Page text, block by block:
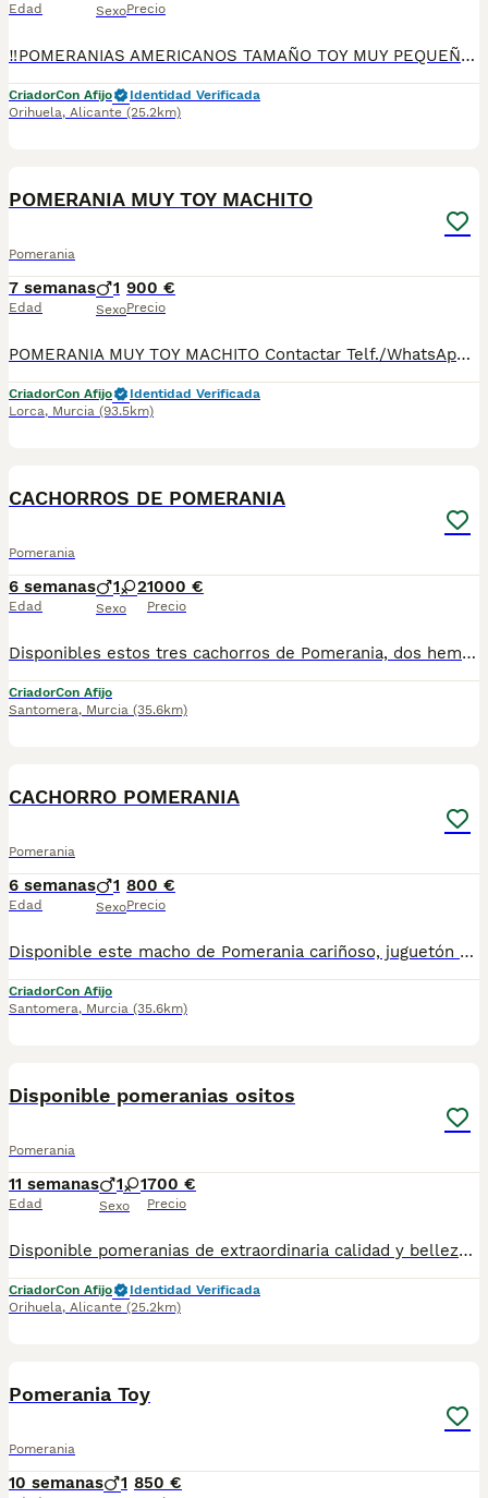
Edad SexoPrecio
‼️POMERANIAS AMERICANOS TAMAÑO TOY MUY PEQUEÑO Y MUY BUENA CALIDAD DE PELO MUY CHATITOS🐶🐶 CON VACUNA, CARTILLA, DESPARACITADOS Y REVISADOS POR UN VETERINARIO ESTAMOS EN MURCIA TAMBIÉN SE HACE ENVIO‼️‼️
CriadorCon Afijo
Identidad Verificada
Orihuela, Alicante (25.2km)
POMERANIA MUY TOY MACHITO
Pomerania
7 semanas
Edad
1
Sexo
900 €
Precio
POMERANIA MUY TOY MACHITO Contactar Telf./WhatsApp: 630 04 72 63 / 614 20 54 71 / 687 10 74 96 Disponibles sin reservar: MACHITOS desde 900 €* Se puede ver previamente sin ningún compromiso. Si le interesa lo puede reservar Se podrá entregar a partir de mediados de agosto, aproximadamente. Se entregan con su cartilla sanitaria, desparasitados y con las vacunas correspondientes a su edad. *El precio de los cachorros no incluyen envíos, si el cliente solicita ese servicio, el coste del mismo lo pagará directamente el cliente a la agencia del transporte.
CriadorCon Afijo
Identidad Verificada
Lorca, Murcia (93.5km)
CACHORROS DE POMERANIA
Pomerania
6 semanas
Edad
1 2
Sexo
1000 €
Precio
Disponibles estos tres cachorros de Pomerania, dos hembras y un macho. Para más información no dudes en contactar con nosotros.
CriadorCon Afijo
Santomera, Murcia (35.6km)
CACHORRO POMERANIA
Pomerania
6 semanas
Edad
1
Sexo
800 €
Precio
Disponible este macho de Pomerania cariñoso, juguetón e ideal como compañero. Para más información no dudes en contactar con nosotros.
CriadorCon Afijo
Santomera, Murcia (35.6km)
Disponible pomeranias ositos
Pomerania
11 semanas
Edad
1 1
Sexo
700 €
Precio
Disponible pomeranias de extraordinaria calidad y belleza. Destacan por su tamaño compacto, su abundante y sedoso manto su carita dulce con expresión de bebé y su excelente estructura.
CriadorCon Afijo
Identidad Verificada
Orihuela, Alicante (25.2km)
Pomerania Toy
Pomerania
10 semanas 1 850 €